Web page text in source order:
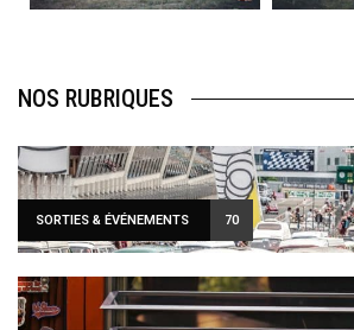
NOS RUBRIQUES
SORTIES & ÉVÉNEMENTS 70